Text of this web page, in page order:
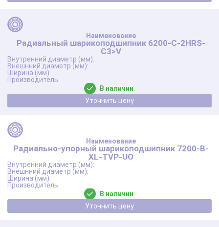
Радиальный шарикоподшипник 6200-C-2HRS-
C3>V
В наличии
Уточнить цену
Радиально-упорный шарикоподшипник 7200-B-
XL-TVP-UO
В наличии
Уточнить цену